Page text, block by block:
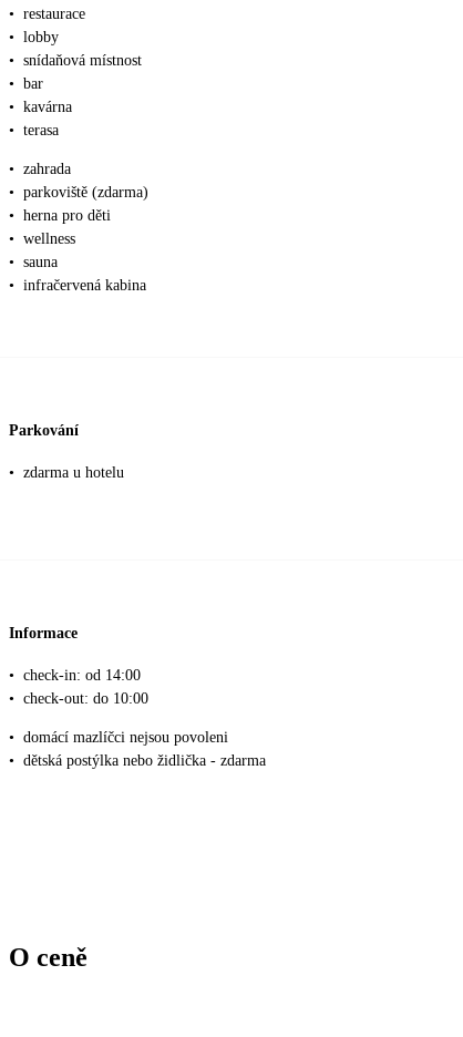
• restaurace
• lobby
• snídaňová místnost
• bar
• kavárna
• terasa
• zahrada
• parkoviště (zdarma)
• herna pro děti
• wellness
• sauna
• infračervená kabina
Parkování
• zdarma u hotelu
Informace
• check-in: od 14:00
• check-out: do 10:00
• domácí mazlíčci nejsou povoleni
• dětská postýlka nebo židlička - zdarma
O ceně